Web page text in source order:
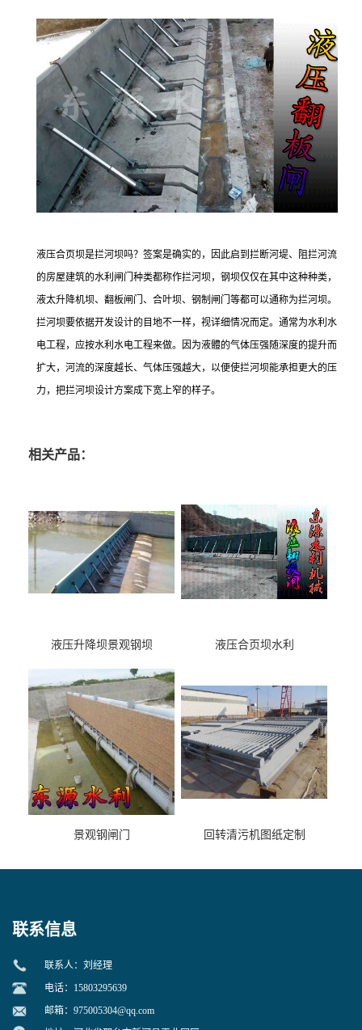
液压合页坝是拦河坝吗？签案是确实的，因此启到拦断河堤、阻拦河流
的房屋建筑的水利闸门种类都称作拦河坝，钢坝仅仅在其中这种种类，
液太升降机坝、翻板闸门、合叶坝、钢制闸门等都可以通称为拦河坝。
拦河坝要依据开发设计的目地不一样，视详细情况而定。通常为水利水
电工程，应按水利水电工程来做。因为液體的气体压强随深度的提升而
扩大，河流的深度越长、气体压强越大，以便使拦河坝能承担更大的压
力，把拦河坝设计方案成下宽上窄的样子。
相关产品：
液压升降坝景观钢坝 液压合页坝水利
景观钢闸门 回转清污机图纸定制
联系信息
联系人：刘经理
电话：15803295639
邮箱： 975005304@qq.com